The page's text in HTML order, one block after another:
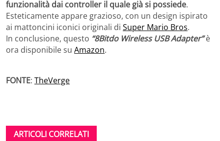
funzionalità dai controller il quale già si possiede.
Esteticamente appare grazioso, con un design ispirato
ai mattoncini iconici originali di Super Mario Bros.
In conclusione, questo “8Bitdo Wireless USB Adapter”è
ora disponibile su Amazon.
FONTE: TheVerge
ARTICOLI CORRELATI